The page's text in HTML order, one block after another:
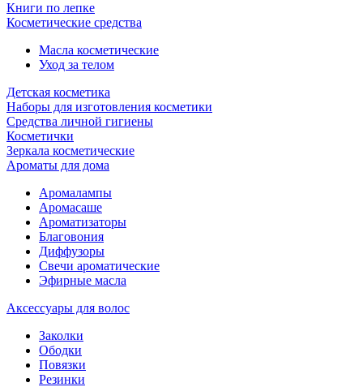
Книги по лепке
Косметические средства
Масла косметические
Уход за телом
Детская косметика
Наборы для изготовления косметики
Средства личной гигиены
Косметички
Зеркала косметические
Ароматы для дома
Аромалампы
Аромасаше
Ароматизаторы
Благовония
Диффузоры
Свечи ароматические
Эфирные масла
Аксессуары для волос
Заколки
Ободки
Повязки
Резинки